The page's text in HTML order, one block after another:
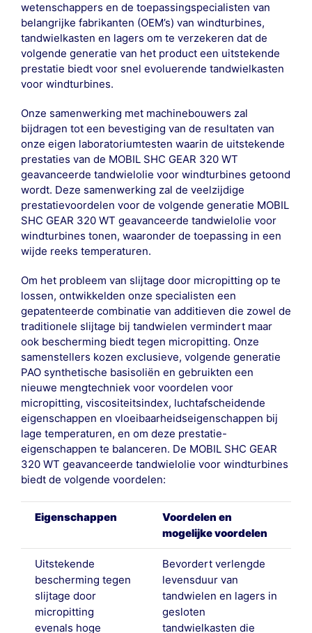
wetenschappers en de toepassingspecialisten van
belangrijke fabrikanten (OEM’s) van windturbines,
tandwielkasten en lagers om te verzekeren dat de
volgende generatie van het product een uitstekende
prestatie biedt voor snel evoluerende tandwielkasten
voor windturbines.
Onze samenwerking met machinebouwers zal
bijdragen tot een bevestiging van de resultaten van
onze eigen laboratoriumtesten waarin de uitstekende
prestaties van de MOBIL SHC GEAR 320 WT
geavanceerde tandwielolie voor windturbines getoond
wordt. Deze samenwerking zal de veelzijdige
prestatievoordelen voor de volgende generatie MOBIL
SHC GEAR 320 WT geavanceerde tandwielolie voor
windturbines tonen, waaronder de toepassing in een
wijde reeks temperaturen.
Om het probleem van slijtage door micropitting op te
lossen, ontwikkelden onze specialisten een
gepatenteerde combinatie van additieven die zowel de
traditionele slijtage bij tandwielen vermindert maar
ook bescherming biedt tegen micropitting. Onze
samenstellers kozen exclusieve, volgende generatie
PAO synthetische basisoliën en gebruikten een
nieuwe mengtechniek voor voordelen voor
micropitting, viscositeitsindex, luchtafscheidende
eigenschappen en vloeibaarheidseigenschappen bij
lage temperaturen, en om deze prestatie-
eigenschappen te balanceren. De MOBIL SHC GEAR
320 WT geavanceerde tandwielolie voor windturbines
biedt de volgende voordelen:
Eigenschappen
Voordelen en
mogelijke voordelen
Uitstekende
bescherming tegen
slijtage door
micropitting
evenals hoge
Bevordert verlengde
levensduur van
tandwielen en lagers in
gesloten
tandwielkasten die